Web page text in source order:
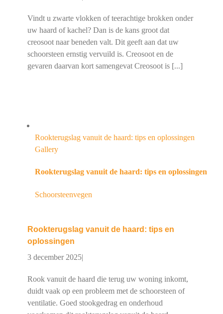
Vindt u zwarte vlokken of teerachtige brokken onder
uw haard of kachel? Dan is de kans groot dat
creosoot naar beneden valt. Dit geeft aan dat uw
schoorsteen ernstig vervuild is. Creosoot en de
gevaren daarvan kort samengevat Creosoot is [...]
Rookterugslag vanuit de haard: tips en oplossingen
Gallery
Rookterugslag vanuit de haard: tips en oplossingen
Schoorsteenvegen
Rookterugslag vanuit de haard: tips en
oplossingen
3 december 2025|
Rook vanuit de haard die terug uw woning inkomt,
duidt vaak op een probleem met de schoorsteen of
ventilatie. Goed stookgedrag en onderhoud